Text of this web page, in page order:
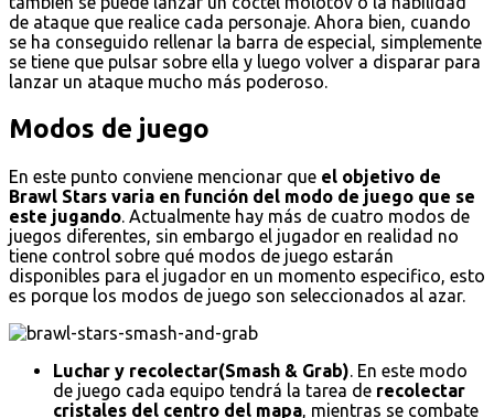
de ataque que realice cada personaje. Ahora bien, cuando
se ha conseguido rellenar la barra de especial, simplemente
se tiene que pulsar sobre ella y luego volver a disparar para
lanzar un ataque mucho más poderoso.
Modos de juego
En este punto conviene mencionar que el objetivo de
Brawl Stars varia en función del modo de juego que se
este jugando. Actualmente hay más de cuatro modos de
juegos diferentes, sin embargo el jugador en realidad no
tiene control sobre qué modos de juego estarán
disponibles para el jugador en un momento especifico, esto
es porque los modos de juego son seleccionados al azar.
Luchar y recolectar(Smash & Grab). En este modo
de juego cada equipo tendrá la tarea de recolectar
cristales del centro del mapa, mientras se combate